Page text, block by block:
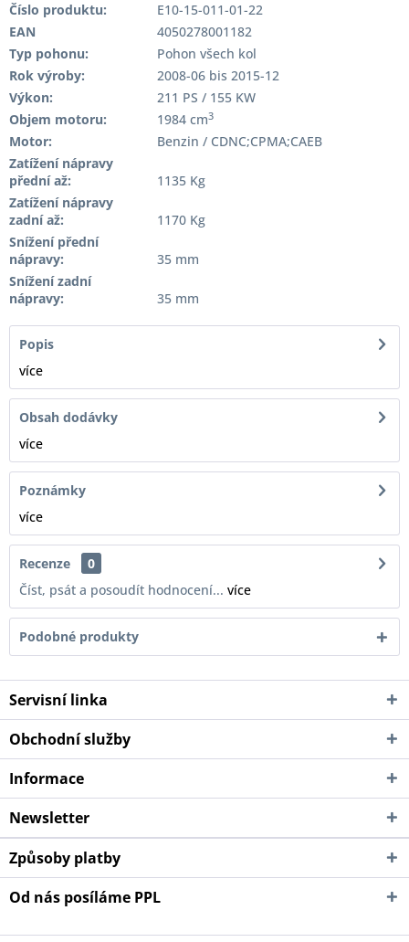
Číslo produktu:
E10-15-011-01-22
EAN
4050278001182
Typ pohonu:
Pohon všech kol
Rok výroby:
2008-06 bis 2015-12
Výkon:
211 PS / 155 KW
Objem motoru:
1984 cm3
Motor:
Benzin / CDNC;CPMA;CAEB
Zatížení nápravy
přední až:
1135 Kg
Zatížení nápravy
zadní až:
1170 Kg
Snížení přední
nápravy:
35 mm
Snížení zadní
nápravy:
35 mm
Popis
více
Obsah dodávky
více
Poznámky
více
Recenze
0
Číst, psát a posoudít hodnocení... více
Podobné produkty
Servisní linka
Obchodní služby
Informace
Newsletter
Způsoby platby
Od nás posíláme PPL